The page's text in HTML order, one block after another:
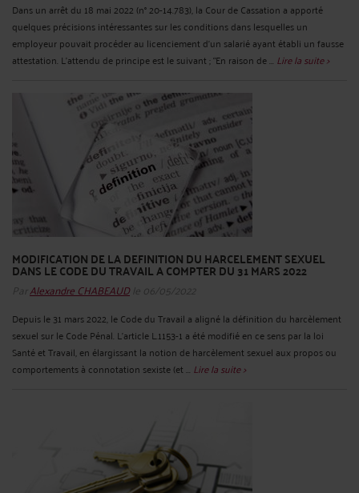
Dans un arrêt du 18 mai 2022 (n° 20-14.783), la Cour de Cassation a apporté
quelques précisions intéressantes sur les conditions dans lesquelles un
employeur pouvait procéder au licenciement d'un salarié ayant établi un fausse
attestation. L'attendu de principe est le suivant ; “En raison de ... Lire la suite >
MODIFICATION DE LA DEFINITION DU HARCELEMENT SEXUEL
DANS LE CODE DU TRAVAIL A COMPTER DU 31 MARS 2022
ParAlexandre CHABEAUDle 06/05/2022
Depuis le 31 mars 2022, le Code du Travail a aligné la définition du harcèlement
sexuel sur le Code Pénal. L'article L.1153-1 a été modifié en ce sens par la loi
Santé et Travail, en élargissant la notion de harcèlement sexuel aux propos ou
comportements à connotation sexiste (et ... Lire la suite >